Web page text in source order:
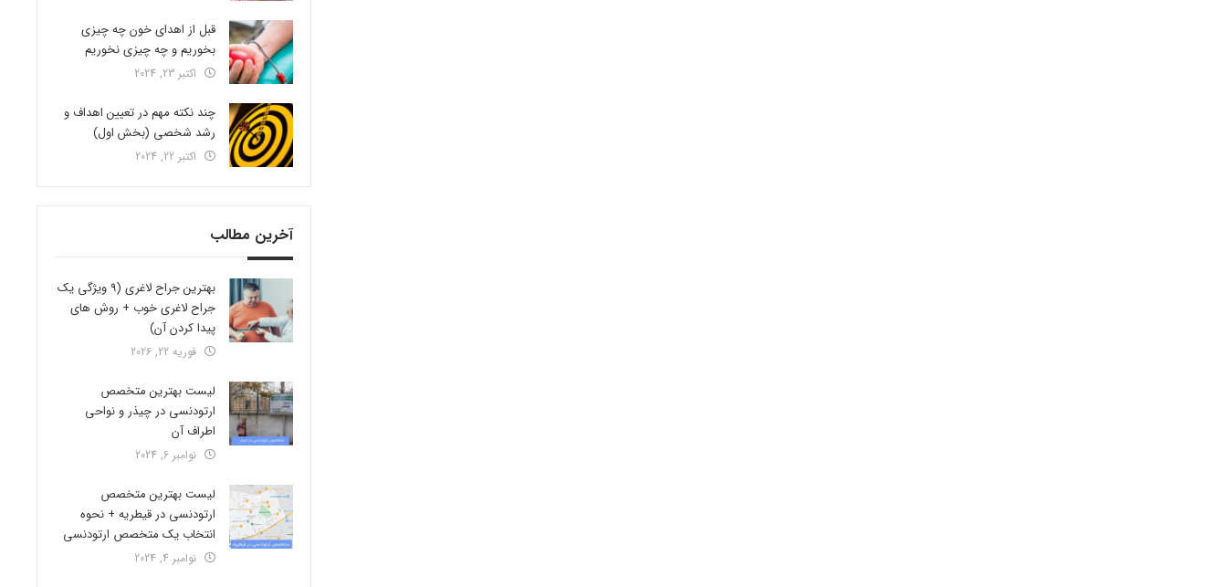
قبل از اهدای خون چه چیزی
بخوریم و چه چیزی نخوریم
اکتبر 23, 2024
چند نکته مهم در تعیین اهداف و
رشد شخصی (بخش اول)
اکتبر 22, 2024
آخرین مطالب
بهترین جراح لاغری (9 ویژگی یک
جراح لاغری خوب + روش های
پیدا کردن آن)
فوریه 22, 2026
لیست بهترین متخصص
ارتودنسی در چیذر و نواحی
اطراف آن
نوامبر 6, 2024
لیست بهترین متخصص
ارتودنسی در قیطریه + نحوه
انتخاب یک متخصص ارتودنسی
نوامبر 4, 2024